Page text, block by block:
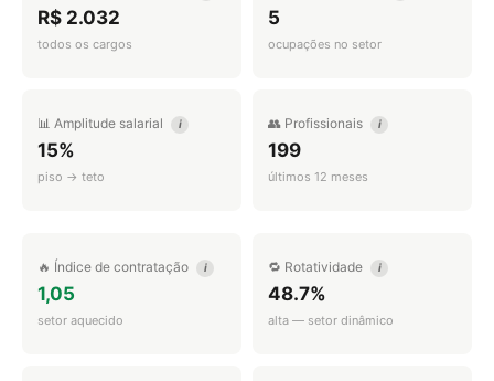
R$ 2.032
todos os cargos
5
ocupações no setor
📊 Amplitude salarial i
15%
piso → teto
👥 Profissionais i
199
últimos 12 meses
🔥 Índice de contratação i
1,05
setor aquecido
🔁 Rotatividade i
48.7%
alta — setor dinâmico